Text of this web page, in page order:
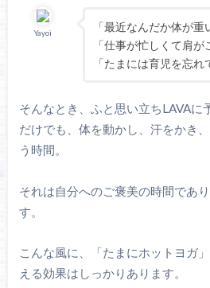
Yayoi
「最近なんだか体が重
「仕事が忙しくて肩が
「たまには育児を忘れ
そんなとき、ふと思い立ちLAVAに
だけでも、体を動かし、汗をかき
う時間。
それは自分へのご褒美の時間であ
す。
こんな風に、「たまにホットヨガ
える効果はしっかりあります。